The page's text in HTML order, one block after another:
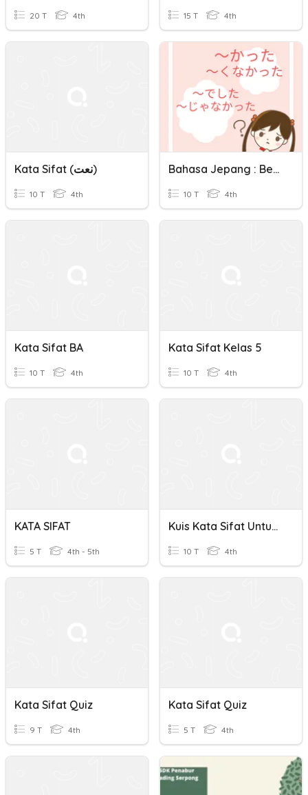
20 T 4th 15 T 4th
Kata Sifat (نعت)
10 T 4th
Bahasa Jepang : Bentuk Lampau Dari Kata Sifat
10 T 4th
Kata Sifat BA
10 T 4th
Kata Sifat Kelas 5
10 T 4th
KATA SIFAT
5 T 4th - 5th
Kuis Kata Sifat Untuk Deskripsi Orang
10 T 4th
Kata Sifat Quiz
9 T 4th
Kata Sifat Quiz
5 T 4th